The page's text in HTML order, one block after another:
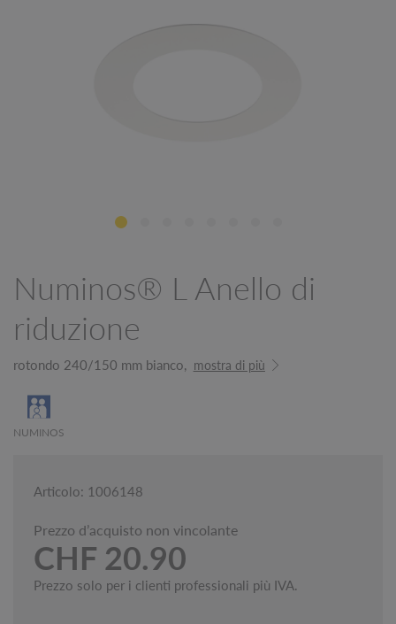
Numinos® L Anello di
riduzione
rotondo 240/150 mm bianco, mostra di più
NUMINOS
Articolo: 1006148
Prezzo d’acquisto non vincolante
CHF 20.90
Prezzo solo per i clienti professionali più IVA.